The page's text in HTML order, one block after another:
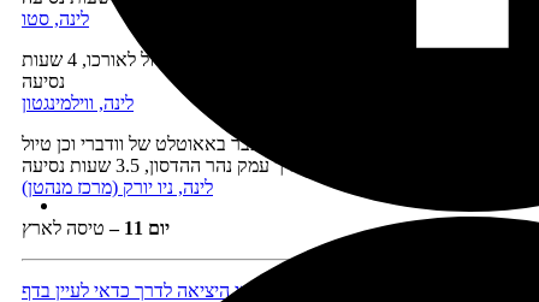
לינה, סטו
נסיעה דרומה בכביש 100 היפהפה וטיול לאורכו, 4 שעות
נסיעה
לינה, ווילמינגטון
ובדרך מעבר באאוטלט של וודברי וכן טיול
לאורך עמק נהר ההדסון, 3.5 שעות נסיעה
לינה, ניו יורק (מרכז מנהטן)
יום 11 –
טיסה לארץ
לפני הזמנת טיסות, מלונות ורכב, ולפני היציאה לדרך כדאי לעיין בדף